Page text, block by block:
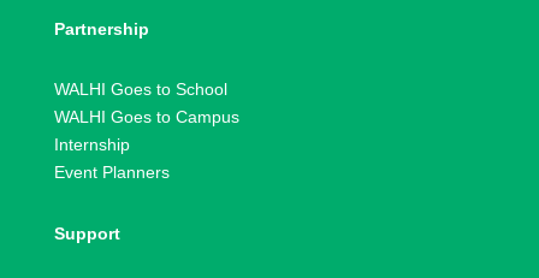
Partnership
WALHI Goes to School
WALHI Goes to Campus
Internship
Event Planners
Support